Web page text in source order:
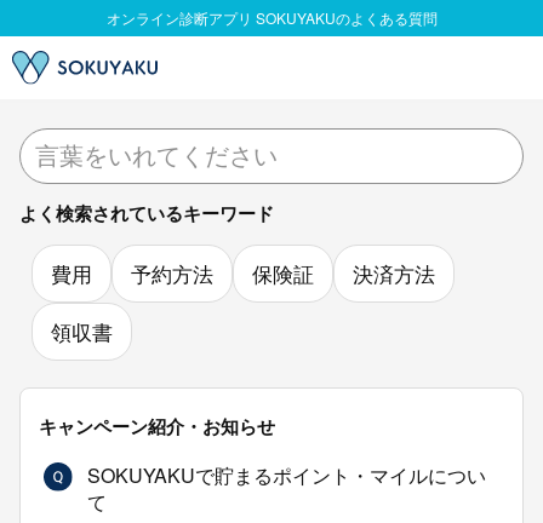
キャンペーン紹介・お知らせ
SOKUYAKUで貯まるポイント・マイルについ
て
よく検索されているキーワード
費用 予約方法 保険証
決済方法
領収書